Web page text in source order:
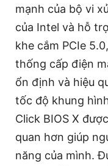
mạnh của bộ vi
của Intel và hỗ
khe cắm PCIe
thống cấp điện
ổn định và hiệu
tốc độ khung
Click BIOS X
quan hơn giúp
năng của mình.